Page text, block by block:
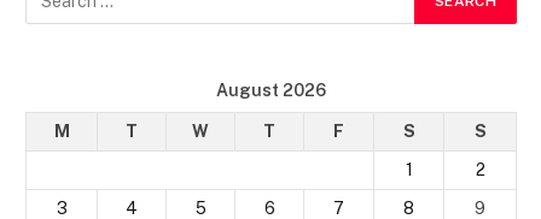
August 2026
M T W T F S
S
1
2
3
4 5 6 7 8
9